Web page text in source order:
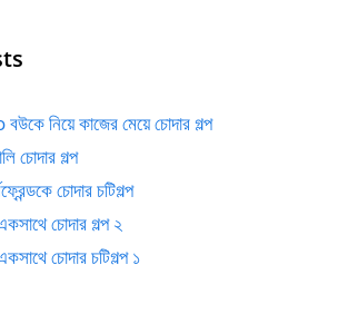
নিয়ে কাজের মেয়ে চোদার গল্প
চোদার গল্প
চোদার চটিগল্প
চোদার গল্প ২
চোদার চটিগল্প ১